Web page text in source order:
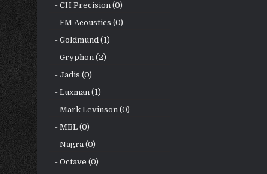
- CH Precision (0)
- FM Acoustics (0)
- Goldmund (1)
- Gryphon (2)
- Jadis (0)
- Luxman (1)
- Mark Levinson (0)
- MBL (0)
- Nagra (0)
- Octave (0)